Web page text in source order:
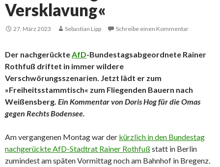
Versklavung«
27. März 2023 Sebastian Lipp Schreibe einen Kommentar
Der nachgerückteAfD-Bundestagsabgeordnete Rainer
Rothfuß driftet in immer wildere
Verschwörungsszenarien. Jetzt lädt er zum
»Freiheitsstammtisch« zum Fliegenden Bauern nach
Weißensberg. Ein Kommentar von Doris Hog für die Omas
gegen Rechts Bodensee.
Am vergangenen Montag war der kürzlich in den Bundestag
nachgerückte AfD-Stadtrat Rainer Rothfußstatt in Berlin
zumindest am späten Vormittag noch am Bahnhof in Bregenz.